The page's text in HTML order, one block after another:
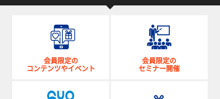
会員限定の
コンテンツやイベント
会員限定の
セミナー開催